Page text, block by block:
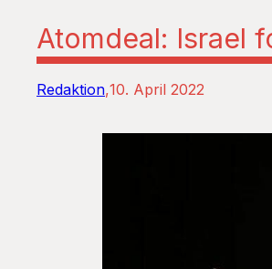
Atomdeal: Israel
Redaktion 10. April 2022